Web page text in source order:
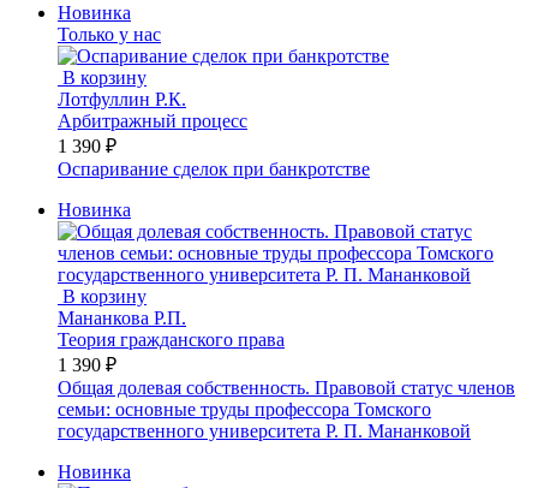
Новинка
Только у нас
В корзину
Лотфуллин Р.К.
Арбитражный процесс
1 390 ₽
Оспаривание сделок при банкротстве
Новинка
В корзину
Мананкова Р.П.
Теория гражданского права
1 390 ₽
Общая долевая собственность. Правовой статус членов
семьи: основные труды профессора Томского
государственного университета Р. П. Мананковой
Новинка